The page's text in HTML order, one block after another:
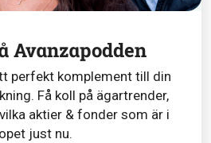
Avanzapodden
perfekt komplement till din
Få koll på ägartrender,
aktier & fonder som är i
just nu.